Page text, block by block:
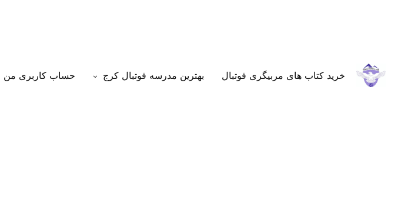
خرید کتاب های مربیگری فوتبال بهترین مدرسه فوتبال کرج حساب کاربری من